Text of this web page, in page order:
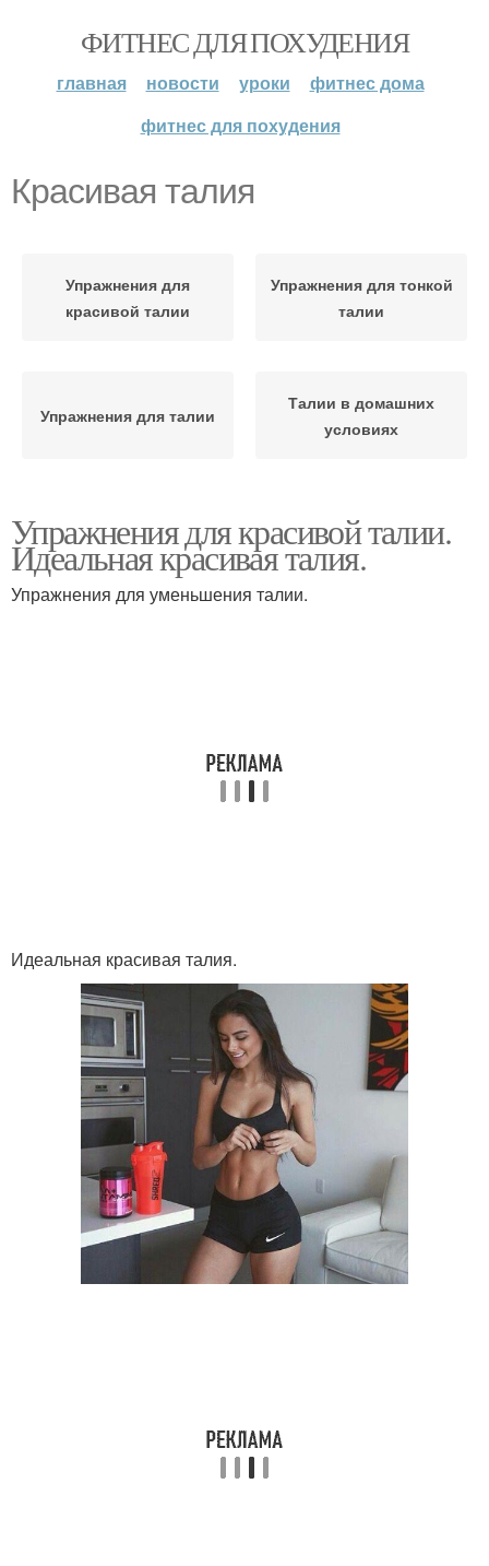
ФИТНЕС ДЛЯ ПОХУДЕНИЯ
главная новости уроки
фитнес дома
фитнес для похудения
Красивая талия
Упражнения для
красивой талии
Упражнения для тонкой
талии
Упражнения для талии
Талии в домашних
условиях
Упражнения для красивой талии.
Идеальная красивая талия.
Упражнения для уменьшения талии.
Идеальная красивая талия.